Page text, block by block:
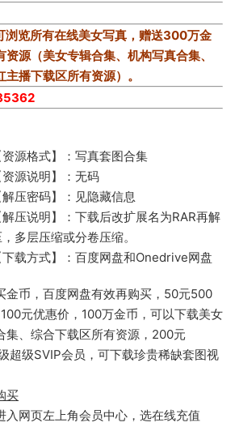
浏览所有在线美女写真，赠送300万金
源（美女专辑合集、机构写真合集、
播下载区所有资源）。
资源格式】：写真套图合集
资源说明】：无码
解压密码】：见隐藏信息
解压说明】：下载后改扩展名为RAR再解
多层压缩或分卷压缩。
下载方式】：百度网盘和Onedrive网盘
金币，百度网盘有效再购买，50元500
元优惠价，100万金币，可以下载美女
集、综合下载区所有资源，200元
超级SVIP会员，可下载珍贵稀缺套图视
买
入网页左上角会员中心，选在线充值